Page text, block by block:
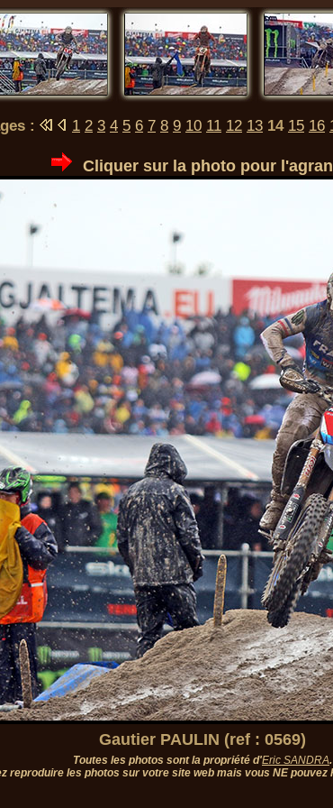
: 1 2 3 4 5 6 7 8 9 10 11 12 13 14 15 16
Cliquer sur la photo pour
Gautier PAULIN (ref : 0569)
Toutes les photos sont la propriété d'Eric SANDRA.
reproduire les photos sur votre site web mais vous NE pouvez